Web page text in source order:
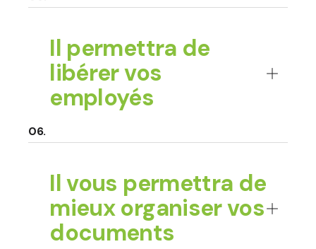
Il permettra de
libérer vos
employés
Il vous permettra de
mieux organiser vos
documents